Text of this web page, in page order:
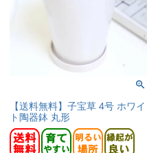
【送料無料】子宝草 4号 ホワイ
ト陶器鉢 丸形